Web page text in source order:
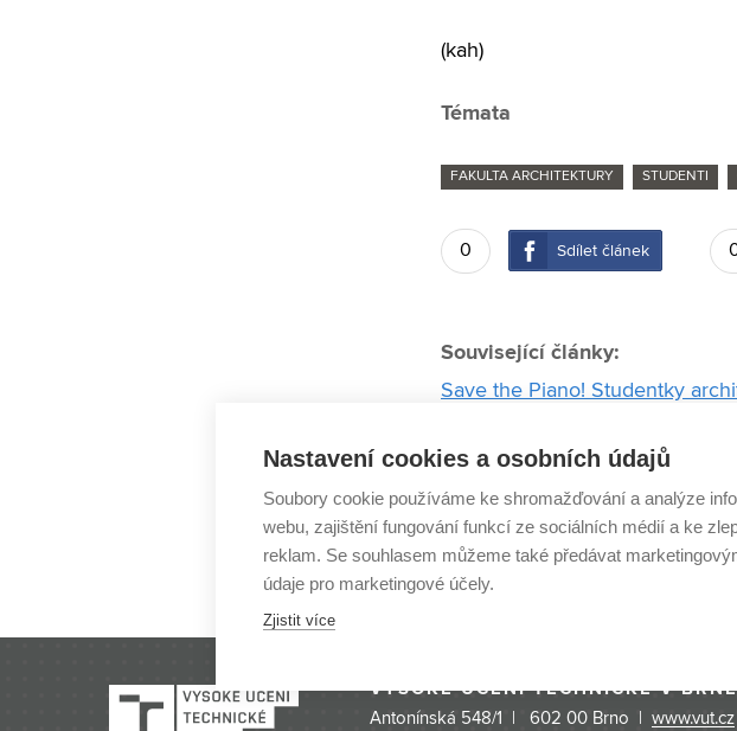
(kah)
Témata
FAKULTA ARCHITEKTURY STUDENTI
0 Sdílet článek
Související články:
Save the Piano! Studentky
hodin
Cenu Bohuslava Fuchse
Petra Buganská navrhla lávku,
Dřevo je fascinující materiál,
VYSOKÉ UČENÍ TECHNICKÉ V BRNĚ
Antonínská 548/1 | 602 00 Brno | www.vut.cz
Nastavení cookies a osobních údajů
Soubory cookie používáme ke shromažďování a analýze
webu, zajištění fungování funkcí ze sociálních médií a ke
reklam. Se souhlasem můžeme také předávat
údaje pro marketingové účely.
Zjistit více